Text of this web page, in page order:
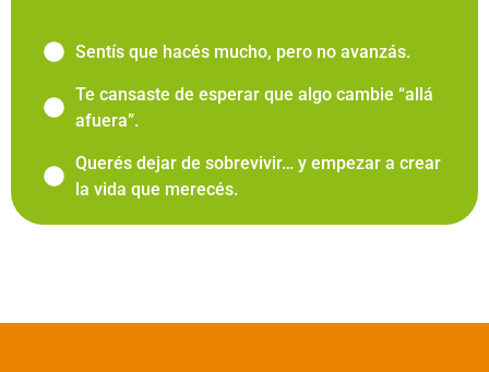
Sentís que hacés mucho, pero no avanzás.
Te cansaste de esperar que algo cambie “allá
afuera”.
Querés dejar de sobrevivir… y empezar a crear
la vida que merecés.